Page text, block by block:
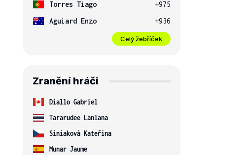
Torres Tiago
+975
Aguiard Enzo
+936
Celý žebříček
Zranění hráči
Diallo Gabriel
Tararudee Lanlana
Siniaková Kateřina
Munar Jaume